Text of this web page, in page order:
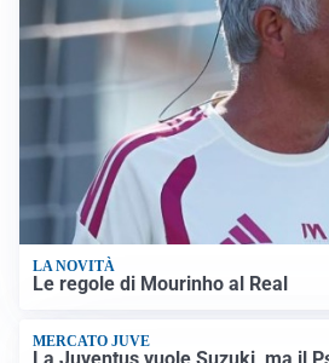
LA NOVITÀ
Le regole di Mourinho al Real
MERCATO JUVE